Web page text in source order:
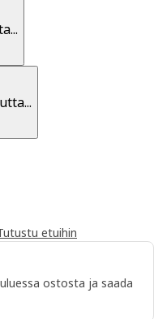
etuihin
ostosta ja saada